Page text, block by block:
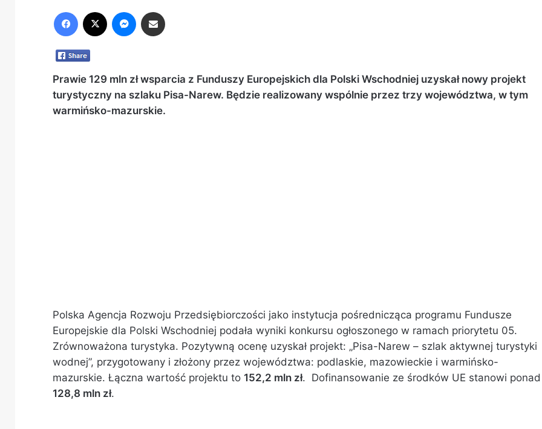
Prawie 129 mln zł wsparcia z Funduszy Europejskich dla Polski Wschodniej uzyskał nowy projekt
turystyczny na szlaku Pisa-Narew. Będzie realizowany wspólnie przez trzy województwa, w tym
warmińsko-mazurskie.
Polska Agencja Rozwoju Przedsiębiorczości jako instytucja pośrednicząca programu Fundusze
Europejskie dla Polski Wschodniej podała wyniki konkursu ogłoszonego w ramach priorytetu 05.
Zrównoważona turystyka. Pozytywną ocenę uzyskał projekt: „Pisa-Narew – szlak aktywnej turystyki
wodnej”, przygotowany i złożony przez województwa: podlaskie, mazowieckie i warmińsko-
mazurskie. Łączna wartość projektu to 152,2 mln zł. Dofinansowanie ze środków UE stanowi ponad
128,8 mln zł.